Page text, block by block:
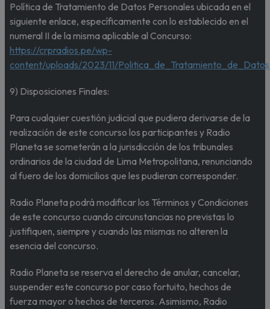
Política de Tratamiento de Datos Personales ubicada en el
siguiente enlace, específicamente con lo establecido en el
numeral II de la misma aplicable al Concurso:
https://crpradios.pe/wp-
content/uploads/2023/11/
9) Disposiciones Finales:
Para cualquier cuestión judicial que pudiera derivarse de la
realización de este concurso los participantes y Radio
Planeta se someterán a la jurisdicción de los tribunales
ordinarios de la ciudad de Lima Metropolitana, renunciando
al fuero de los domicilios que les pudieran corresponder.
Radio Planeta podrá modificar los Términos y Condiciones
de este concurso cuando circunstancias no previstas lo
justifiquen, siempre y cuando las mismas no alteren la
esencia del concurso.
Radio Planeta se reserva el derecho de anular, cancelar,
suspender este concurso por caso fortuito, hechos de
fuerza mayor o hechos de terceros. Asimismo, Radio